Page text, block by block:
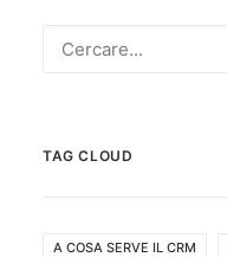
TAG CLOUD
A COSA SERVE IL CRM